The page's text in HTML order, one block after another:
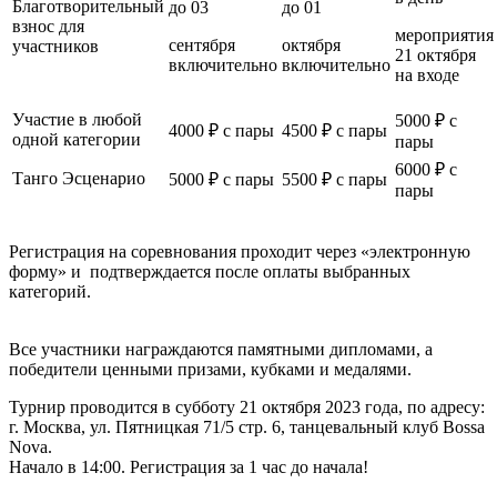
Благотворительный
взнос для
участников
до 03
сентября
включительно
до 01
октября
включительно
мероприятия
21 октября
на входе
Участие в любой
одной категории
4000 ₽ с пары 4500 ₽ с пары
5000 ₽ с
пары
Танго Эсценарио
5000 ₽ с пары 5500 ₽ с пары
6000 ₽ с
пары
Регистрация на соревнования проходит через «электронную
форму» и подтверждается после оплаты выбранных
категорий.
Все участники награждаются памятными дипломами, а
победители ценными призами, кубками и медалями.
Турнир проводится в субботу 21 октября 2023 года, по адресу:
г. Москва, ул. Пятницкая 71/5 стр. 6, танцевальный клуб Bossa
Nova.
Начало в 14:00. Регистрация за 1 час до начала!